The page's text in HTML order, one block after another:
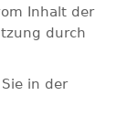
Inhalt der
durch
in der